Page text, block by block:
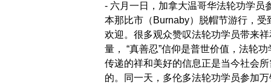
- 六月一日，加拿大温哥华法轮功学员
本那比市（Burnaby）脱帽节游行，受
欢迎。很多观众赞叹法轮功学员带来祥
量， “真善忍”信仰是普世价值，法轮功
传递的祥和美好的信息正是当今社会所
的。同一天，多伦多法轮功学员参加万